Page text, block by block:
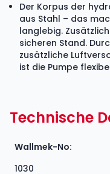
Der Korpus der
aus Stahl – das
langlebig.
sicheren Stand.
zusätzliche
ist die Pumpe
Technische
Wallmek-No:
1030